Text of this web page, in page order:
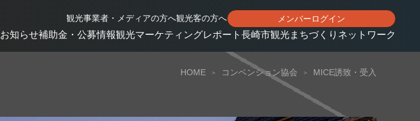
観光事業者・メディアの方へ観光客の方へ メンバーログイン
お知らせ補助金・公募情報観光マーケティングレポート 長崎市観光まちづくりネットワーク
HOME コンベンション協会 MICE誘致・受入